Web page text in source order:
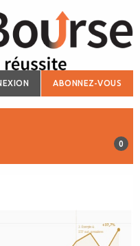
ABONNEZ-VOUS
0